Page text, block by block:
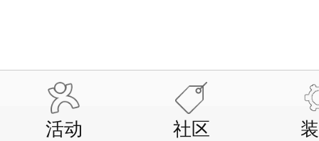
活动 社区